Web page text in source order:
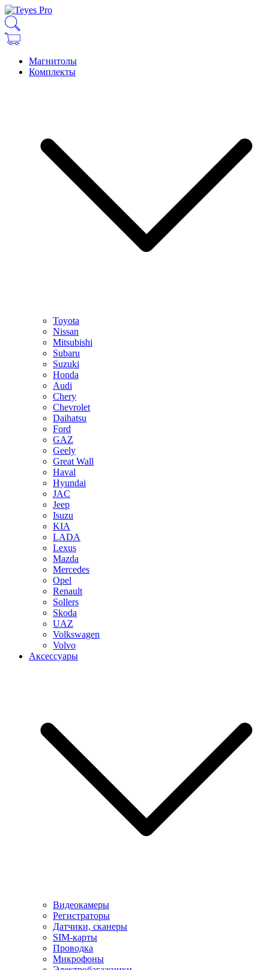
Магнитолы
Комплекты
Toyota
Nissan
Mitsubishi
Subaru
Suzuki
Honda
Audi
Chery
Chevrolet
Daihatsu
Ford
GAZ
Geely
Great Wall
Haval
Hyundai
JAC
Jeep
Isuzu
KIA
LADA
Lexus
Mazda
Mercedes
Opel
Renault
Sollers
Skoda
UAZ
Volkswagen
Volvo
Аксессуары
Видеокамеры
Регистраторы
Датчики, сканеры
SIM-карты
Проводка
Микрофоны